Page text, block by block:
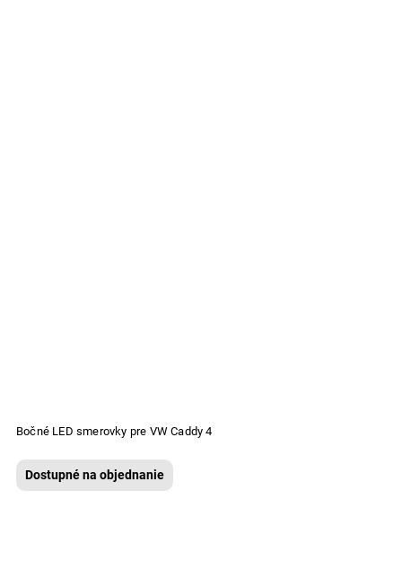
Bočné LED smerovky pre VW Caddy 4
Dostupné na objednanie